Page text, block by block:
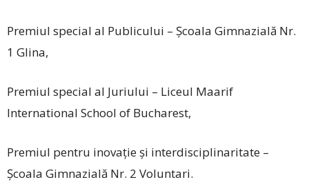
Premiul special al Publicului – Școala Gimnazială Nr.
1 Glina,
Premiul special al Juriului – Liceul Maarif
International School of Bucharest,
Premiul pentru inovație și interdisciplinaritate –
Școala Gimnazială Nr. 2 Voluntari.